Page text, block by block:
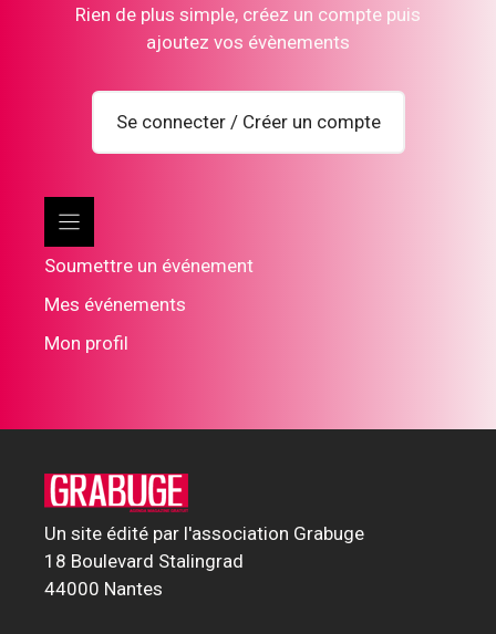
Rien de plus simple, créez un compte puis
ajoutez vos évènements
Se connecter / Créer un compte
Soumettre un événement
Mes événements
Mon profil
Un site édité par l'association Grabuge
18 Boulevard Stalingrad
44000 Nantes